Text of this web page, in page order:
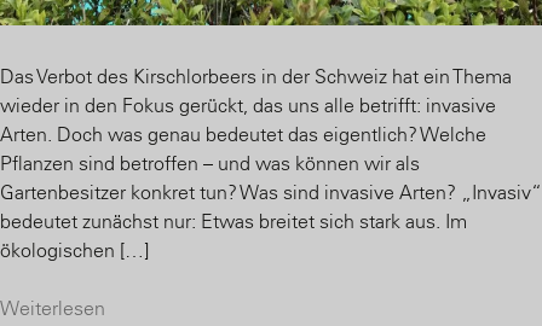
Das Verbot des Kirschlorbeers in der Schweiz hat ein Thema
wieder in den Fokus gerückt, das uns alle betrifft: invasive
Arten. Doch was genau bedeutet das eigentlich? Welche
Pflanzen sind betroffen – und was können wir als
Gartenbesitzer konkret tun? Was sind invasive Arten? „Invasiv“
bedeutet zunächst nur: Etwas breitet sich stark aus. Im
ökologischen […]
Weiterlesen